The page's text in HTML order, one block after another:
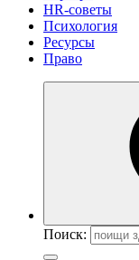
HR-советы
Психология
Ресурсы
Право
Поиск: